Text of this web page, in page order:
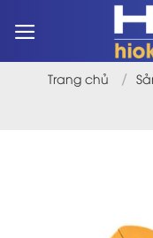
qua
Trang chủ /